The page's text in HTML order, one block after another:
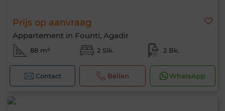
Prijs op aanvraag
Appartement in Founti, Agadir
88 m² 2 Slk. 2 Bk.
Contact Bellen WhatsApp